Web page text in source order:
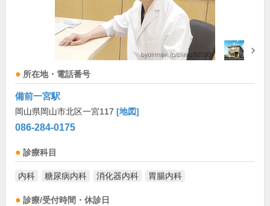
所在地・電話番号
備前一宮駅
岡山県岡山市北区一宮117 [地図]
086-284-0175
診療科目
内科 糖尿病内科 消化器内科 胃腸内科
診療/受付時間・休診日